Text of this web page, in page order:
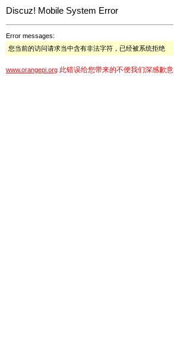
Discuz! Mobile System Error
Error messages:
您当前的访问请求当中含有非法字符，已经被系统拒绝
www.orangepi.org 此错误给您带来的不便我们深感歉意